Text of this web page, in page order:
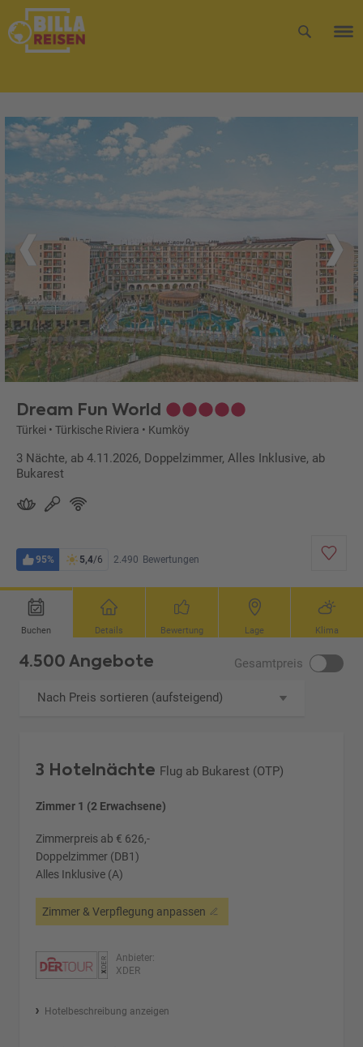
Dream Fun World
Türkei • Türkische Riviera • Kumköy
3 Nächte, ab 4.11.2026, Doppelzimmer, Alles Inklusive, ab
Bukarest
95% 5,4/6 2.490 Bewertungen
Buchen Details Bewertung Lage Klima
4.500 Angebote Gesamtpreis
Nach Preis sortieren (aufsteigend)
3 Hotelnächte Flug ab Bukarest (OTP)
Zimmer 1 (2 Erwachsene)
Zimmerpreis ab € 626,-
Doppelzimmer (DB1)
Alles Inklusive (A)
Zimmer & Verpflegung anpassen
Anbieter:
XDER
Hotelbeschreibung anzeigen